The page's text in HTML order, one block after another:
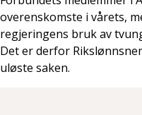
overenskomste i vårets,
regjeringens bruk av
Det er derfor
uløste saken.